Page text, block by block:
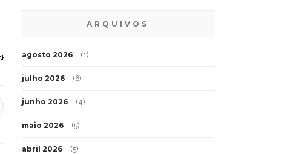
ARQUIVOS
agosto 2026 (1)
julho 2026 (6)
junho 2026 (4)
maio 2026 (5)
abril 2026 (5)